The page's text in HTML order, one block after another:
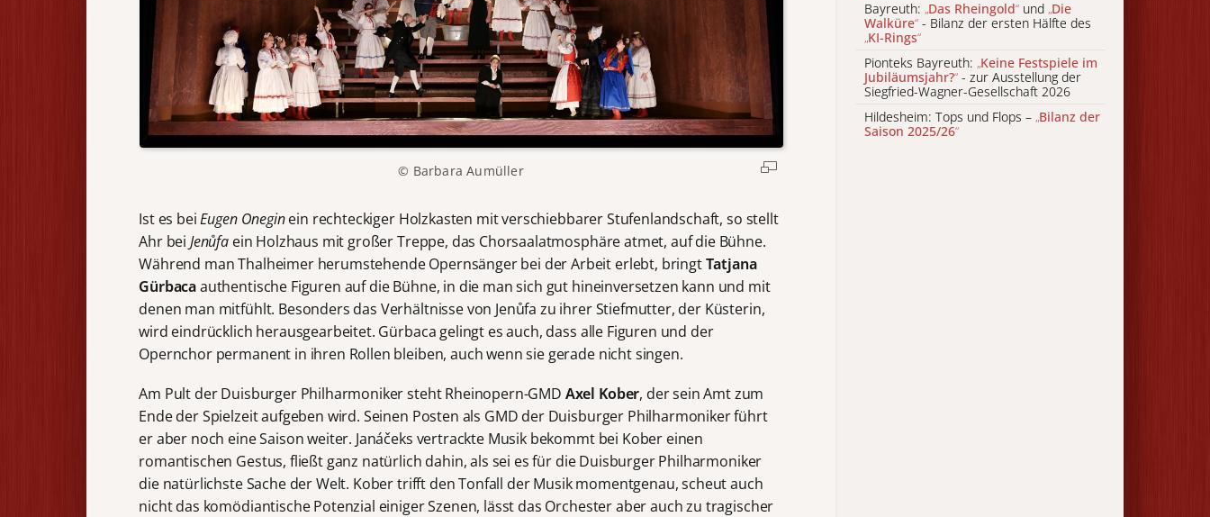
© Barbara Aumüller
Ist es beiEugen Oneginein rechteckiger Holzkasten mit verschiebbarer Stufenlandschaft, so stellt
Ahr bei Jenůfa ein Holzhaus mit großer Treppe, das Chorsaalatmosphäre atmet, auf die Bühne.
Während man Thalheimer herumstehende Opernsänger bei der Arbeit erlebt, bringtTatjana
Gürbacaauthentische Figuren auf die Bühne, in die man sich gut hineinversetzen kann und mit
denen man mitfühlt. Besonders das Verhältnisse von Jenůfa zu ihrer Stiefmutter, der Küsterin,
wird eindrücklich herausgearbeitet. Gürbaca gelingt es auch, dass alle Figuren und der
Opernchor permanent in ihren Rollen bleiben, auch wenn sie gerade nicht singen.
Am Pult der Duisburger Philharmoniker steht Rheinopern-GMD Axel Kober, der sein Amt zum
Ende der Spielzeit aufgeben wird. Seinen Posten als GMD der Duisburger Philharmoniker führt
er aber noch eine Saison weiter. Janáčeks vertrackte Musik bekommt bei Kober einen
romantischen Gestus, fließt ganz natürlich dahin, als sei es für die Duisburger Philharmoniker
die natürlichste Sache der Welt. Kober trifft den Tonfall der Musik momentgenau, scheut auch
nicht das komödiantische Potenzial einiger Szenen, lässt das Orchester aber auch zu tragischer
Bayreuth: „Das Rheingold“ und „Die
Walküre“ - Bilanz der ersten Hälfte des
„KI-Rings“
Pionteks Bayreuth: „Keine Festspiele im
Jubiläumsjahr?“ - zur Ausstellung der
Siegfried-Wagner-Gesellschaft 2026
Hildesheim: Tops und Flops – „Bilanz der
Saison 2025/26“